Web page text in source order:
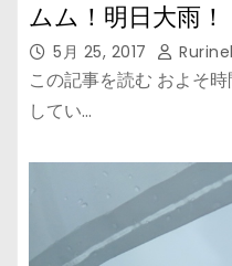
ムム！明日大雨！
5月 25, 2017
この記事を読む およそ
してい…